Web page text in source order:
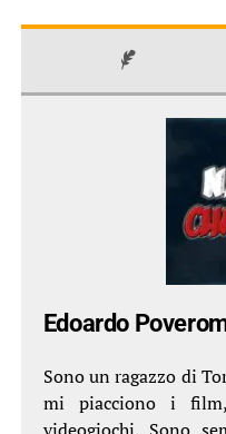
Edoardo
Sono un ragazzo di
mi piacciono i
videogiochi. Sono